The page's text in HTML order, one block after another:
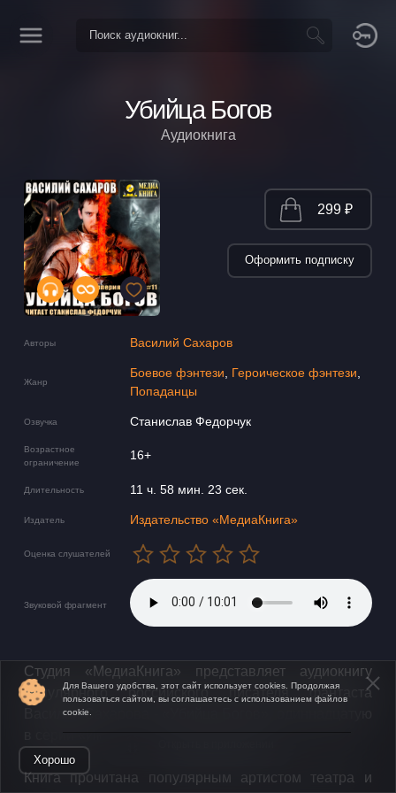
Убийца Богов
Аудиокнига
Авторы Василий Сахаров
Жанр
Боевое фэнтези Героическое фэнтези
Попаданцы
Озвучка Станислав Федорчук
Возрастное
ограничение
16+
Длительность 11 ч. 58 мин. 23 сек.
Издатель Издательство «МедиаКнига»
Оценка слушателей
Звуковой фрагмент
299 ₽
Оформить подписку
Студия «МедиаКнига» представляет аудиокнигу
популярного российского писателя фантаста
Василия Сахарова - «Убийца Богов», одиннадцатую
Книга прочитана популярным артистом театра и
Для Вашего удобства, этот сайт использует cookies. Продолжая
пользоваться сайтом, вы соглашаетесь с использованием файлов
cookie.
Хорошо